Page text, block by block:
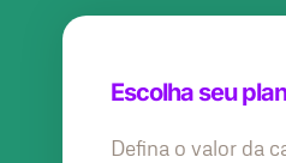
Escolha seu
Defina o valor da